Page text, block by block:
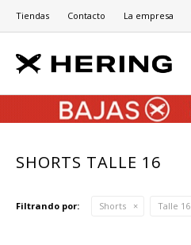
Tiendas Contacto La empresa
SHORTS TALLE 16
Filtrando por: Shorts Talle 16